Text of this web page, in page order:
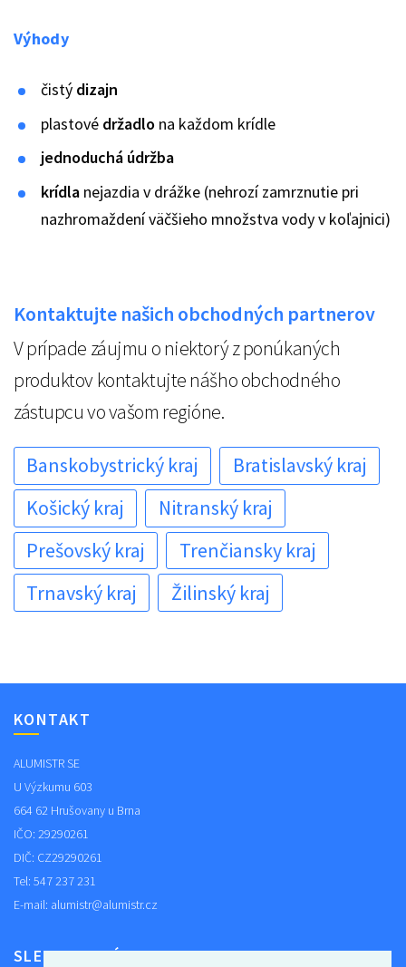
Výhody
čistý dizajn
plastové držadlo na každom krídle
jednoduchá údržba
krídla nejazdia v drážke (nehrozí zamrznutie pri
nazhromaždení väčšieho množstva vody v koľajnici)
Kontaktujte našich obchodných partnerov
V prípade záujmu o niektorý z ponúkaných
produktov kontaktujte nášho obchodného
zástupcu vo vašom regióne.
Banskobystrický kraj
Bratislavský kraj
Košický kraj
Nitranský kraj
Prešovský kraj
Trenčiansky kraj
Trnavský kraj
Žilinský kraj
KONTAKT
ALUMISTR SE
U Výzkumu 603
664 62 Hrušovany u Brna
IČO: 29290261
DIČ: CZ29290261
Tel: 547 237 231
E-mail: alumistr@alumistr.cz
SLEDUJTE NÁS NA FACEBOOKU